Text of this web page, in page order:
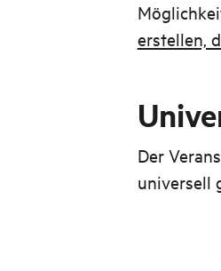
erstellen,
Der
universell